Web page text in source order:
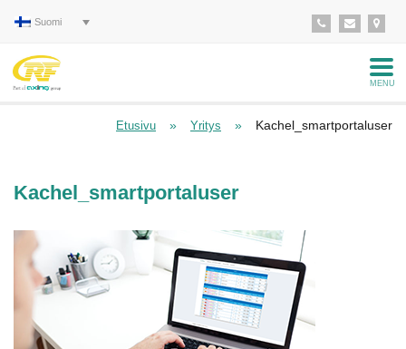
Suomi
MENU
Etusivu » Yritys » Kachel_smartportaluser
Kachel_smartportaluser